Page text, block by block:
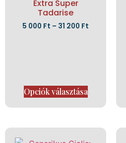
Extra Super
Tadarise
5 000 Ft – 31 200 Ft
Opciók választása